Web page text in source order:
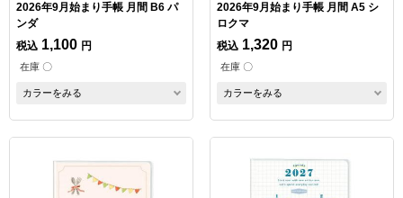
2026年9月始まり手帳 月間 B6 パ
ンダ
税込 1,100 円
在庫 〇
カラーをみる
2026年9月始まり手帳 月間 A5 シ
ロクマ
税込 1,320 円
在庫 〇
カラーをみる